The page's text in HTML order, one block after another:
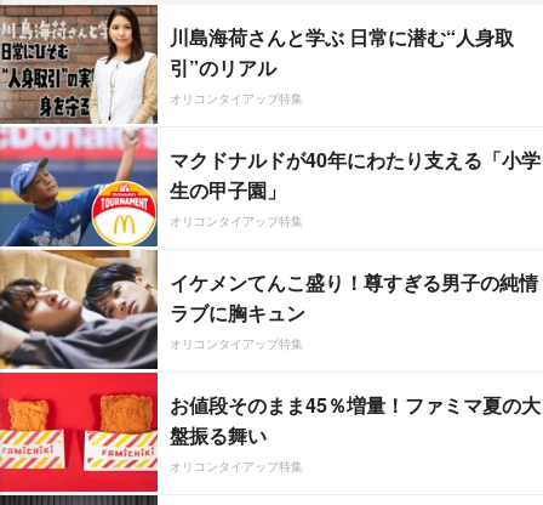
川島海荷さんと学ぶ 日常に潜む“人身取
引”のリアル
オリコンタイアップ特集
マクドナルドが40年にわたり支える「小学
生の甲子園」
オリコンタイアップ特集
イケメンてんこ盛り！尊すぎる男子の純情
ラブに胸キュン
オリコンタイアップ特集
お値段そのまま45％増量！ファミマ夏の大
盤振る舞い
オリコンタイアップ特集